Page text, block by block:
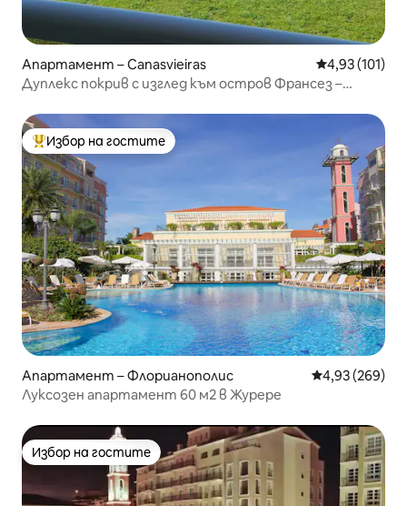
Апартамент – Canasvieiras Средна
4,93 (101)
Дуплекс покрив с изглед към остров Франсез –
Най-популярен избор на гостите
Избор на гостите
Апартамент – Флорианополис Средна
4,93 (269)
Луксозен апартамент 60 м2 в Журере
Избор на гостите
Избор на гостите